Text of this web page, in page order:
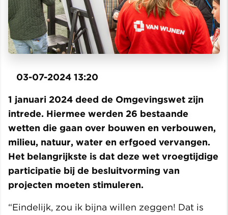
03-07-2024 13:20
1 januari 2024 deed de Omgevingswet zijn
intrede. Hiermee werden 26 bestaande
wetten die gaan over bouwen en verbouwen,
milieu, natuur, water en erfgoed vervangen.
Het belangrijkste is dat deze wet vroegtijdige
participatie bij de besluitvorming van
projecten moeten stimuleren.
“Eindelijk, zou ik bijna willen zeggen! Dat is